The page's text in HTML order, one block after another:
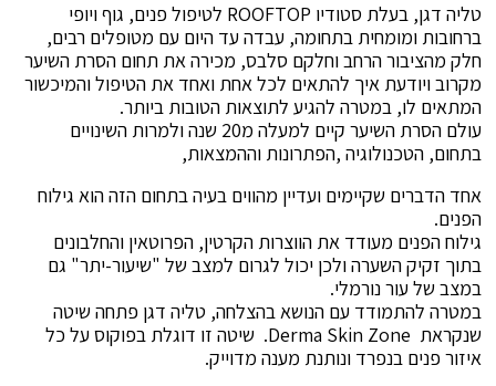
טליה דגן, בעלת סטודיו ROOFTOP לטיפול פנים, גוף ויופי
ברחובות ומומחית בתחומה, עבדה עד היום עם מטופלים רבים,
חלק מהציבור הרחב וחלקם סלבס, מכירה את תחום הסרת השיער
מקרוב ויודעת איך להתאים לכל אחת ואחד את הטיפול והמיכשור
המתאים לו, במטרה להגיע לתוצאות הטובות ביותר.
עולם הסרת השיער קיים למעלה מ20 שנה ולמרות השינויים
בתחום, הטכנולוגיה ,הפתרונות וההמצאות,
אחד הדברים שקיימים ועדיין מהווים בעיה בתחום הזה הוא גילוח
הפנים.
גילוח הפנים מעודד את הווצרות הקרטין, הפרוטאין והחלבונים
בתוך זקיק השערה ולכן יכול לגרום למצב של "שיעור-יתר" גם
במצב של עור נורמלי.
במטרה להתמודד עם הנושא בהצלחה, טליה דגן פתחה שיטה
שנקראת Derma Skin Zone. שיטה זו דוגלת בפוקוס על כל
איזור פנים בנפרד ונותנת מענה מדוייק.